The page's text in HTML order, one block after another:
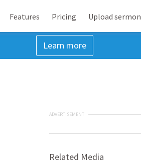
Features Pricing Upload sermon
Learn more
ADVERTISEMENT
Related Media